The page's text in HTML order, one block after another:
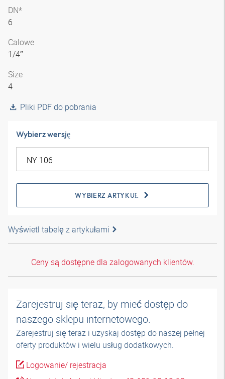
DN*
6
Calowe
1/4″
Size
4
Pliki PDF do pobrania
Wybierz wersję
WYBIERZ ARTYKUŁ
Wyświetl tabelę z artykułami
Ceny są dostępne dla zalogowanych klientów.
Zarejestruj się teraz, by mieć dostęp do
naszego sklepu internetowego.
Zarejestruj się teraz i uzyskaj dostęp do naszej pełnej
oferty produktów i wielu usług dodatkowych.
Logowanie/ rejestracja